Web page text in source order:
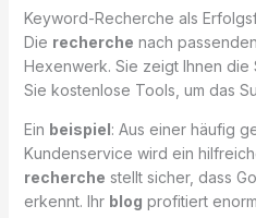
Keyword-Recherche als
Die recherche nach
Hexenwerk. Sie zeigt Ihnen die
Sie kostenlose Tools, um das
Ein beispiel: Aus einer häufig
Kundenservice wird ein
recherche stellt sicher, dass
erkennt. Ihr blog profitiert